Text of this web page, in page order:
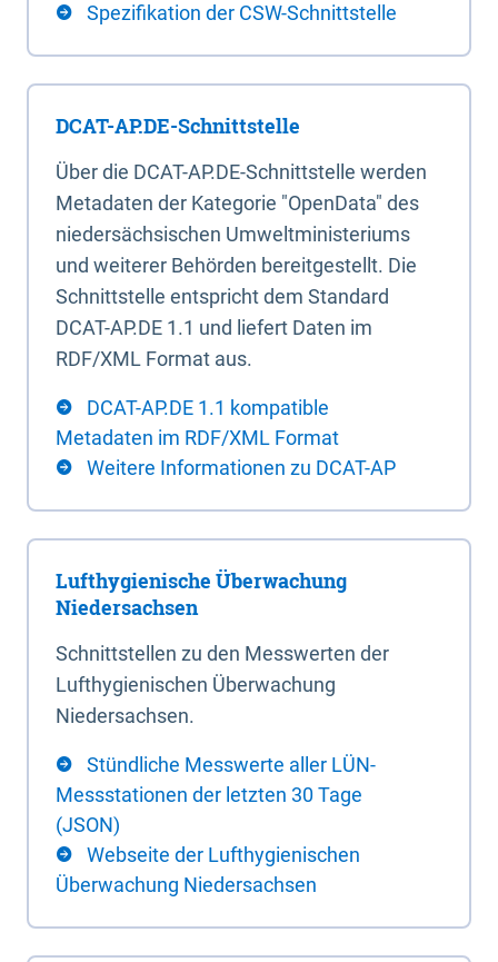
Spezifikation der CSW-Schnittstelle
DCAT-AP.DE-Schnittstelle
Über die DCAT-AP.DE-Schnittstelle werden
Metadaten der Kategorie "OpenData" des
niedersächsischen Umweltministeriums
und weiterer Behörden bereitgestellt. Die
Schnittstelle entspricht dem Standard
DCAT-AP.DE 1.1 und liefert Daten im
RDF/XML Format aus.
DCAT-AP.DE 1.1 kompatible
Metadaten im RDF/XML Format
Weitere Informationen zu DCAT-AP
Lufthygienische Überwachung
Niedersachsen
Schnittstellen zu den Messwerten der
Lufthygienischen Überwachung
Niedersachsen.
Stündliche Messwerte aller LÜN-
Messstationen der letzten 30 Tage
(JSON)
Webseite der Lufthygienischen
Überwachung Niedersachsen